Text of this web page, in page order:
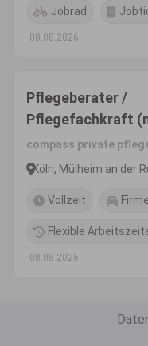
Jobrad
08.08.2026
Pflegeberater /
Pflegefachkraft
compass private
Köln, Mülheim an der
Vollzeit
Flexible
08.08.2026